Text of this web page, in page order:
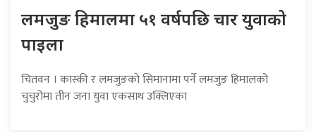
लमजुङ हिमालमा ५१ वर्षपछि चार युवाको
पाइला
चितवन । कास्की र लमजुङको सिमानामा पर्ने लमजुङ हिमालको
चुचुरोमा तीन जना युवा एकसाथ उक्लिएका